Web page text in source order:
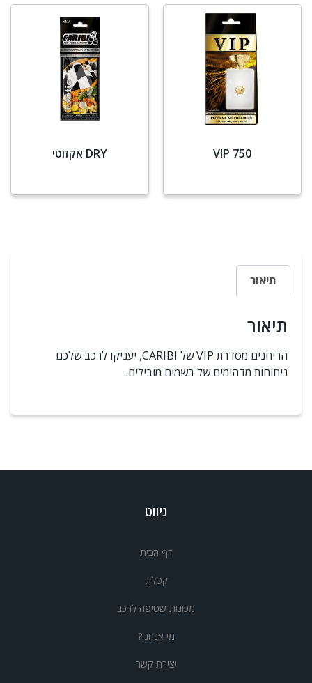
VIP 750 DRY אקזוטי
תיאור
תיאור
הריחנים מסדרת VIP של CARIBI, יעניקו לרכב שלכם
ניחוחות מדהימים של בשמים מובילים.
ניווט
דף הבית
קטלוג
מכונות שטיפה לרכב
מי אנחנו?
יצירת קשר